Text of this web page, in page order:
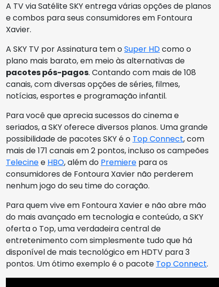
A TV via Satélite SKY entrega várias opções de planos
e combos para seus consumidores em Fontoura
Xavier.
A SKY TV por Assinatura tem oSuper HDcomo o
plano mais barato, em meio às alternativas de
pacotes pós-pagos. Contando com mais de 108
canais, com diversas opções de séries, filmes,
notícias, esportes e programação infantil.
Para você que aprecia sucessos do cinema e
seriados, a SKY oferece diversos planos. Uma grande
possibilidade de pacotes SKY é o Top Connect, com
mais de 171 canais em 2 pontos, incluso os campeões
Telecinee HBO, além do Premiere para os
consumidores de Fontoura Xavier não perderem
nenhum jogo do seu time do coração.
Para quem vive em Fontoura Xavier e não abre mão
do mais avançado em tecnologia e conteúdo, a SKY
oferta o Top, uma verdadeira central de
entretenimento com simplesmente tudo que há
disponível de mais tecnológico em HDTV para 3
pontos. Um ótimo exemplo é o pacote Top Connect.